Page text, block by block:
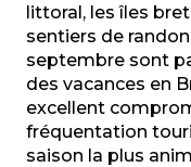
littoral, les îles
sentiers de
septembre sont
des vacances en
excellent
fréquentation
saison la plus